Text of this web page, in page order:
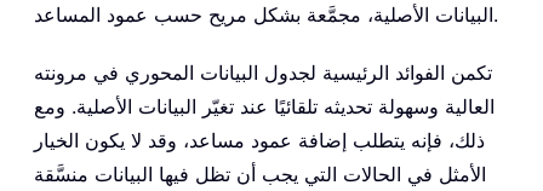
البيانات الأصلية، مجمَّعة بشكل مريح حسب عمود المساعد.
تكمن الفوائد الرئيسية لجدول البيانات المحوري في مرونته
العالية وسهولة تحديثه تلقائيًا عند تغيّر البيانات الأصلية. ومع
ذلك، فإنه يتطلب إضافة عمود مساعد، وقد لا يكون الخيار
الأمثل في الحالات التي يجب أن تظل فيها البيانات منسَّقة